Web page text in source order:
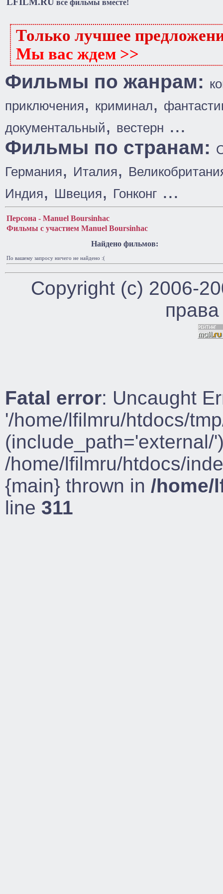
все фильмы вместе!
Только лучшее
Мы вас ждем >>
Фильмы по жанрам:
приключения, криминал,
документальный, вестерн ...
Фильмы по странам:
Германия, Италия,
Индия, Швеция, Гонконг ...
Персона - Manuel Boursinhac
Фильмы с участием Manuel Boursinhac
Найдено фильмов:
По вашему запросу ничего не найдено :(
Copyright (c) 2006-
Fatal error: Uncaught
'/home/lfilmru/htdocs/
(include_path='external/
/home/lfilmru/htdocs/
{main} thrown in /home/
line 311